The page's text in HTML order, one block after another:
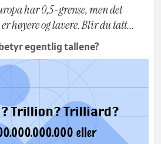
har 0,5-grense, men det
høyere og lavere. Blir du tatt...
egentlig tallene?